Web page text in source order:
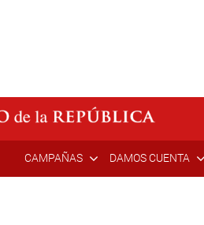
CAMPAÑAS DAMOS CUENTA